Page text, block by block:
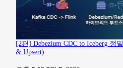
[2편] Debezium CDC to Iceberg 정
& Upsert)